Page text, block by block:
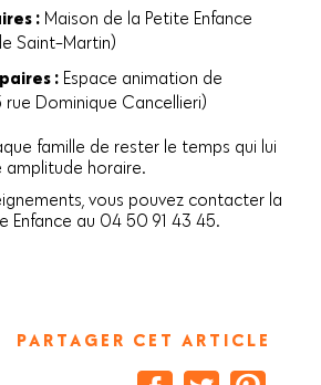
: Maison de la Petite Enfance
Saint-Martin)
: Espace animation de
rue Dominique Cancellieri)
famille de rester le temps qui lui
horaire.
vous pouvez contacter la
Enfance au 04 50 91 43 45.
PARTAGER CET ARTICLE